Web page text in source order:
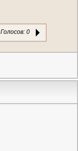
Голосов: 0